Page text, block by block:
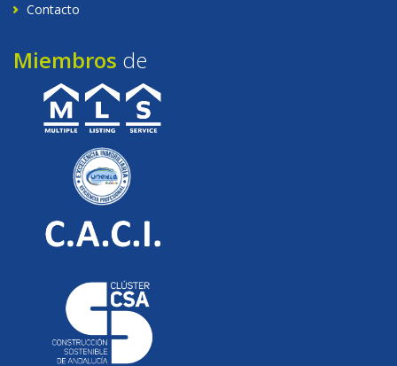
Contacto
Miembros de